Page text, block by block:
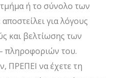
τμήμα ή το σύνολο των
για λόγους
και βελτίωσης των
πληροφοριών του.
ΠΡΕΠΕΙ να έχετε τη